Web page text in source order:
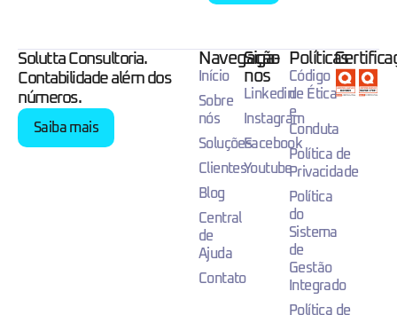
Solutta Consultoria.
Contabilidade além dos
números.
Saiba mais
Navegação
Início
Sobre
nós
Soluções
Clientes
Blog
Central
de
Ajuda
Contato
Siga-
nos
Linkedin
Instagram
Facebook
Youtube
Políticas
Código
de Ética
e
Conduta
Política de
Privacidade
Política
do
Sistema
de
Gestão
Integrado
Política de